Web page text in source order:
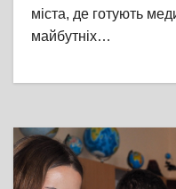
міста, де готують
майбутніх…